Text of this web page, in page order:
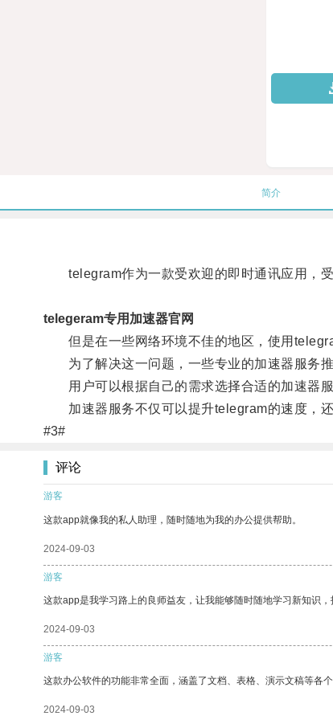
简介
telegram作为一款受欢迎的即时通讯应用，受
telegeram专用加速器官网
但是在一些网络环境不佳的地区，使用
为了解决这一问题，一些专业的加速器服务推
用户可以根据自己的需求选择合适的加速器服
加速器服务不仅可以提升telegram的速度，还
#3#
评论
游客
这款app就像我的私人助理，随时随地为我的办公提供帮助。
2024-09-03
游客
这款app是我学习路上的良师益友，让我能够随时随地学习新知识，
2024-09-03
游客
这款办公软件的功能非常全面，涵盖了文档、表格、演示文稿等各
2024-09-03